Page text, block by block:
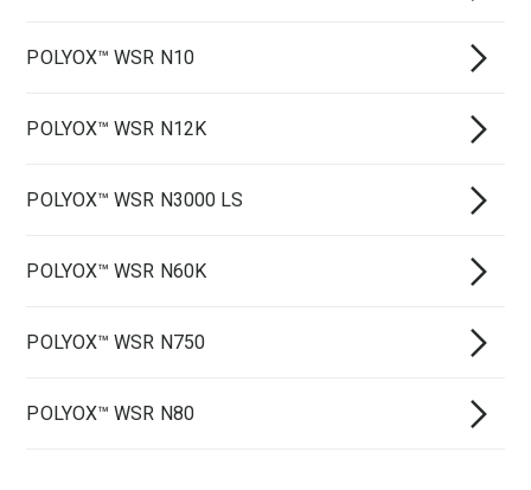
POLYOX™ WSR N10
POLYOX™ WSR N12K
POLYOX™ WSR N3000 LS
POLYOX™ WSR N60K
POLYOX™ WSR N750
POLYOX™ WSR N80